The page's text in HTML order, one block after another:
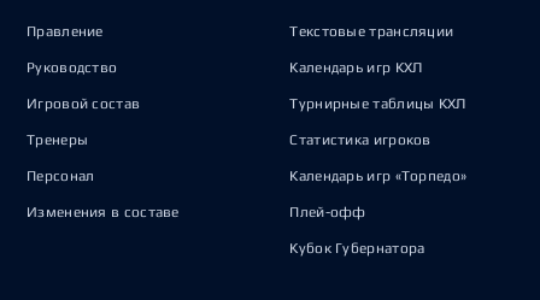
Правление
Руководство
Игровой состав
Тренеры
Персонал
Изменения в составе
Текстовые трансляции
Календарь игр КХЛ
Турнирные таблицы КХЛ
Статистика игроков
Календарь игр «Торпедо»
Плей-офф
Кубок Губернатора